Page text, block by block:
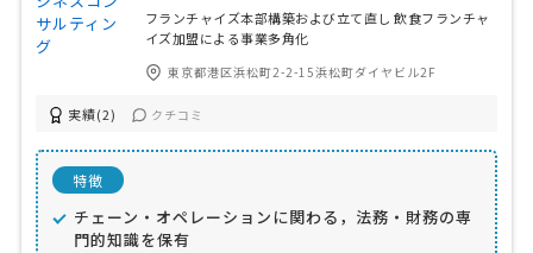
フランチャイズ本部構築および立て直し 飲食フランチャ
イズ加盟による事業多角化
東京都港区浜松町2-2-15浜松町ダイヤビル2F
実績(2) クチコミ
特徴
チェーン・オペレーションに関わる，法務・財務の専
門的知識を保有